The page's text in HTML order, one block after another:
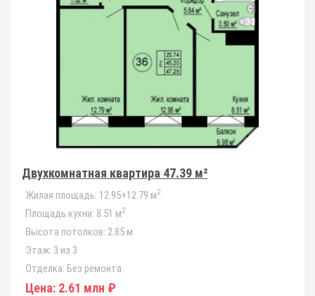
Двухкомнатная квартира 47.39 м²
Жилая площадь: 12.95+12.79 м2
Площадь кухни: 8.51 м2
Высота потолков: 2.85 м
Этаж: 3 из 3
Отделка: Без ремонта
Цена: 2.61 млн ₽